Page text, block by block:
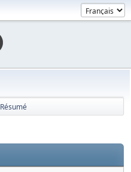
Résumé